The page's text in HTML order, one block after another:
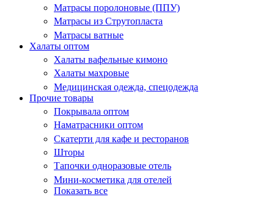
Матрасы поролоновые (ППУ)
Матрасы из Струтопласта
Матрасы ватные
Халаты оптом
Халаты вафельные кимоно
Халаты махровые
Медицинская одежда, спецодежда
Прочие товары
Покрывала оптом
Наматрасники оптом
Скатерти для кафе и ресторанов
Шторы
Тапочки одноразовые отель
Мини-косметика для отелей
Показать все